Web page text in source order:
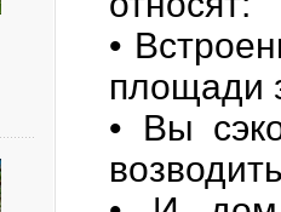
•
площади
• Вы